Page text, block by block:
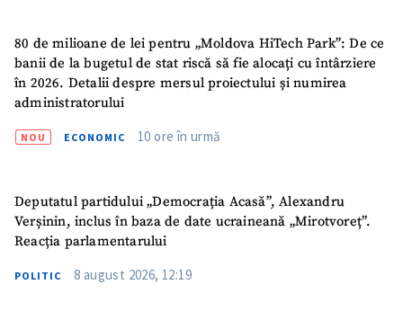
80 de milioane de lei pentru „Moldova HiTech Park”: De ce
banii de la bugetul de stat riscă să fie alocați cu întârziere
în 2026. Detalii despre mersul proiectului și numirea
administratorului
NOU ECONOMIC 10 ore în urmă
Deputatul partidului „Democrația Acasă”, Alexandru
Verșinin, inclus în baza de date ucraineană „Mirotvoreț”.
Reacția parlamentarului
POLITIC 8 august 2026, 12:19